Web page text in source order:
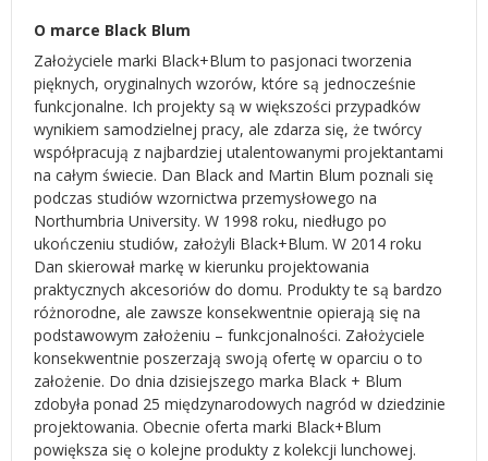
O marce Black Blum
Założyciele marki Black+Blum to pasjonaci tworzenia
pięknych, oryginalnych wzorów, które są jednocześnie
funkcjonalne. Ich projekty są w większości przypadków
wynikiem samodzielnej pracy, ale zdarza się, że twórcy
współpracują z najbardziej utalentowanymi projektantami
na całym świecie. Dan Black and Martin Blum poznali się
podczas studiów wzornictwa przemysłowego na
Northumbria University. W 1998 roku, niedługo po
ukończeniu studiów, założyli Black+Blum. W 2014 roku
Dan skierował markę w kierunku projektowania
praktycznych akcesoriów do domu. Produkty te są bardzo
różnorodne, ale zawsze konsekwentnie opierają się na
podstawowym założeniu – funkcjonalności. Założyciele
konsekwentnie poszerzają swoją ofertę w oparciu o to
założenie. Do dnia dzisiejszego marka Black + Blum
zdobyła ponad 25 międzynarodowych nagród w dziedzinie
projektowania. Obecnie oferta marki Black+Blum
powiększa się o kolejne produkty z kolekcji lunchowej.